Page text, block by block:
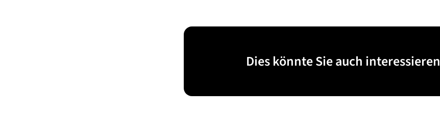
Dies könnte Sie auch interessieren